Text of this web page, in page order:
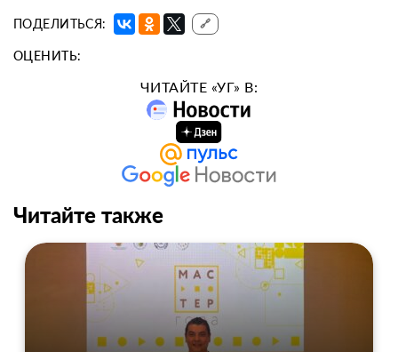
ПОДЕЛИТЬСЯ: 🔗
ОЦЕНИТЬ:
ЧИТАЙТЕ «УГ» В:
Читайте также